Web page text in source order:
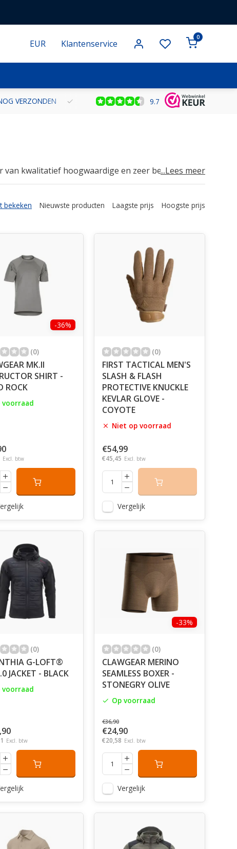
EUR Klantenservice
0
VERZONDEN GRATIS VERZENDING VANAF € 100 BINNEN
9.7
van kwalitatief hoogwaardige en zeer betrouwbare
op de behoefte van bijvoorbeeld het Ministerie
...Lees meer
bekeken Nieuwste producten Laagste prijs Hoogste prijs
-36%
(0)
MK.II
SHIRT -
ROCK
voorraad
Excl. btw
(0)
FIRST TACTICAL MEN'S
SLASH & FLASH
PROTECTIVE KNUCKLE
KEVLAR GLOVE -
COYOTE
Niet op voorraad
€54,99
€45,45 Excl. btw
Vergelijk
(0)
G-LOFT®
JACKET - BLACK
voorraad
Excl. btw
-33%
(0)
CLAWGEAR MERINO
SEAMLESS BOXER -
STONEGRY OLIVE
Op voorraad
€36,90
€24,90
€20,58 Excl. btw
Vergelijk